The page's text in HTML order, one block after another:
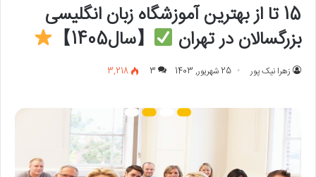
15 تا از بهترین آموزشگاه زبان انگلیسی
بزرگسالان در تهران
【سال1405】
زهرا نیک پور 25 شهریور, 1403 3
3,218